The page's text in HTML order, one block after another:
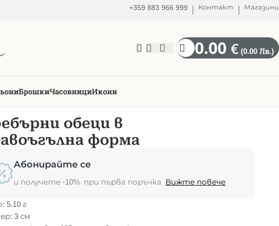
+359 883 966 999 Контакт Магазини
0.00 € (0.00 Лв.)
БрошкиЧасовнициИкони
обеци в
форма
Абонирайте се
и получете -10% при първа поръчка Вижте повече
5.10 г
3 см